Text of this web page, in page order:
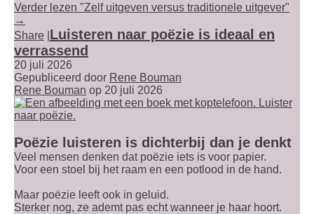
Verder lezen "Zelf uitgeven versus traditionele uitgever"
→
Share Luisteren naar poëzie is ideaal en
verrassend
20 juli 2026
Gepubliceerd door Rene Bouman
Rene Bouman op 20 juli 2026
Poëzie luisteren is dichterbij dan je denkt
Veel mensen denken dat poëzie iets is voor papier.
Voor een stoel bij het raam en een potlood in de hand.
Maar poëzie leeft ook in geluid.
Sterker nog, ze ademt pas echt wanneer je haar hoort.